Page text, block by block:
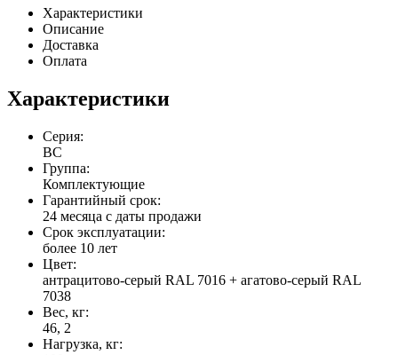
Характеристики
Описание
Доставка
Оплата
Характеристики
Серия:
ВС
Группа:
Комплектующие
Гарантийный срок:
24 месяца с даты продажи
Срок эксплуатации:
более 10 лет
Цвет:
антрацитово-серый RAL 7016 + агатово-серый RAL
7038
Вес, кг:
46, 2
Нагрузка, кг: